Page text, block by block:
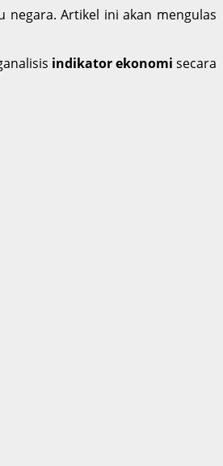
negara. Artikel ini akan mengulas
indikator ekonomi secara